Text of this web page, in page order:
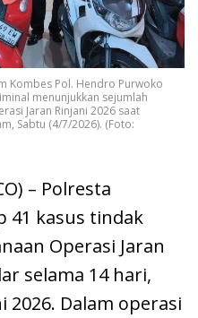
Kombes Pol. Hendro Purwoko
menunjukkan sejumlah
Jaran Rinjani 2026 saat
Sabtu (4/7/2026). (Foto:
– Polresta
41 kasus tindak
Operasi Jaran
selama 14 hari,
2026. Dalam operasi